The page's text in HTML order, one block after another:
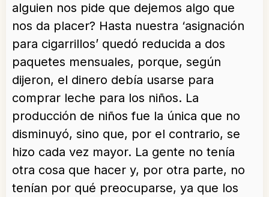
alguien nos pide que dejemos algo que
nos da placer? Hasta nuestra ‘asignación
para cigarrillos’ quedó reducida a dos
paquetes mensuales, porque, según
dijeron, el dinero debía usarse para
comprar leche para los niños. La
producción de niños fue la única que no
disminuyó, sino que, por el contrario, se
hizo cada vez mayor. La gente no tenía
otra cosa que hacer y, por otra parte, no
tenían por qué preocuparse, ya que los